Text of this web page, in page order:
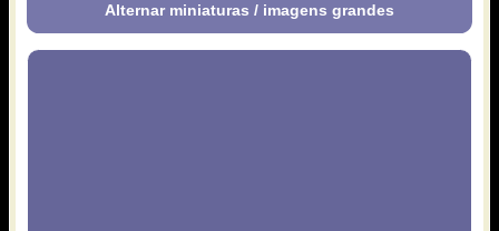
Alternar miniaturas / imagens grandes